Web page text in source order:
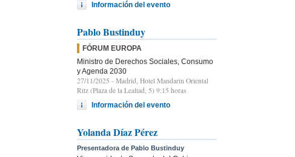
Información del evento
Pablo Bustinduy
FÓRUM EUROPA
Ministro de Derechos Sociales, Consumo
y Agenda 2030
27/11/2025 - Madrid, Hotel Mandarin Oriental
Ritz (Plaza de la Lealtad, 5) 9:15 horas
Información del evento
Yolanda Díaz Pérez
Presentadora de Pablo Bustinduy